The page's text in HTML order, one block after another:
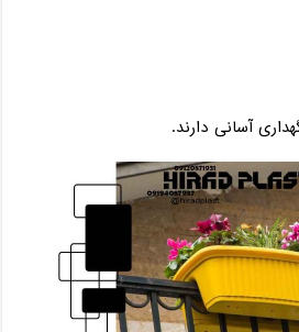
آسانی دارند.